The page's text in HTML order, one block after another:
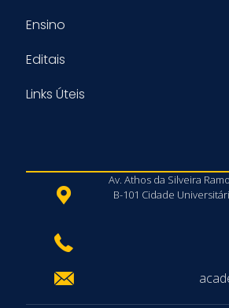
Ensino
Editais
Links Úteis
Av. Athos da Silveira
B-101 Cidade